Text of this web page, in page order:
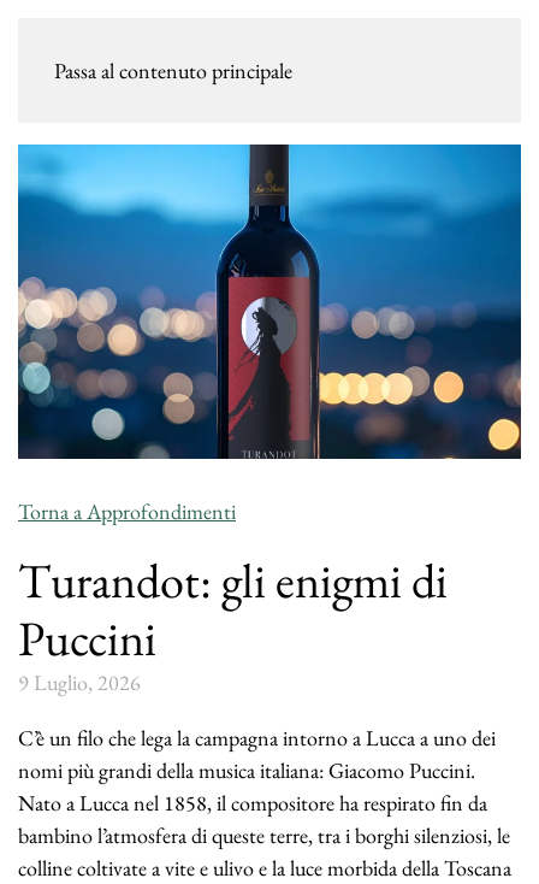
Passa al contenuto principale
Torna a Approfondimenti
Turandot: gli enigmi di
Puccini
9 Luglio, 2026
C’è un filo che lega la campagna intorno a Lucca a uno dei
nomi più grandi della musica italiana: Giacomo Puccini.
Nato a Lucca nel 1858, il compositore ha respirato fin da
bambino l’atmosfera di queste terre, tra i borghi silenziosi, le
colline coltivate a vite e ulivo e la luce morbida della Toscana